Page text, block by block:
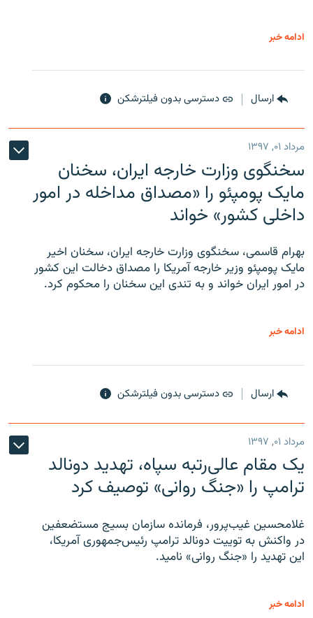
ادامه خبر
ارسال دسترسی بدون فیلترشکن
مرداد ۰۱, ۱۳۹۷
سخنگوی وزارت خارجه ایران، سخنان
مایک پومپئو را «مصداق مداخله در امور
داخلی کشور» خواند
بهرام قاسمی، سخنگوی وزارت خارجه ایران، سخنان اخیر
مایک پومپئو وزیر خارجه آمریکا را مصداق دخالت این کشور
در امور ایران خواند و به تندی این سخنان را محکوم کرد.
ادامه خبر
ارسال دسترسی بدون فیلترشکن
مرداد ۰۱, ۱۳۹۷
یک مقام عالی‌رتبه سپاه، تهدید دونالد
ترامپ را «جنگ روانی» توصیف کرد
غلامحسین غیب‌پرور، فرمانده سازمان بسیج مستضعفین
در واکنش به توییت دونالد ترامپ رئیس‌جمهوری آمریکا،
این تهدید را «جنگ روانی» نامید.
ادامه خبر